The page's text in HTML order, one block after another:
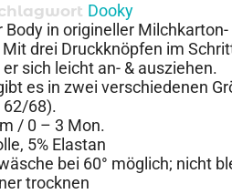
Dooky
Body in origineller Milchkarton-
drei Druckknöpfen im
sich leicht an- & ausziehen.
es in zwei verschiedenen
62/68).
/ 0 – 3 Mon.
5% Elastan
bei 60° möglich; nicht
trocknen